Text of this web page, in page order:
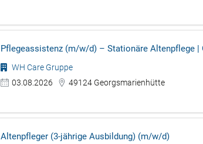
Pflegeassistenz (m/w/d) – Stationäre Altenpflege |
WH Care Gruppe
03.08.2026
49124 Georgsmarienhütte
Altenpfleger (3-jährige Ausbildung) (m/w/d)